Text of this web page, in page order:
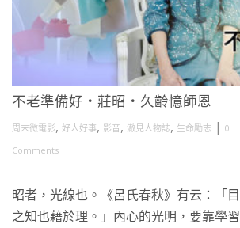
不老準備好・莊昭・久齡憶師恩
周末微電影, 好人好事, 影音, 澈見人物誌, 生命勵志 | 0
Comments
昭者，光線也。《呂氏春秋》有云：「
之知也藉於理。」內心的光明，要靠學